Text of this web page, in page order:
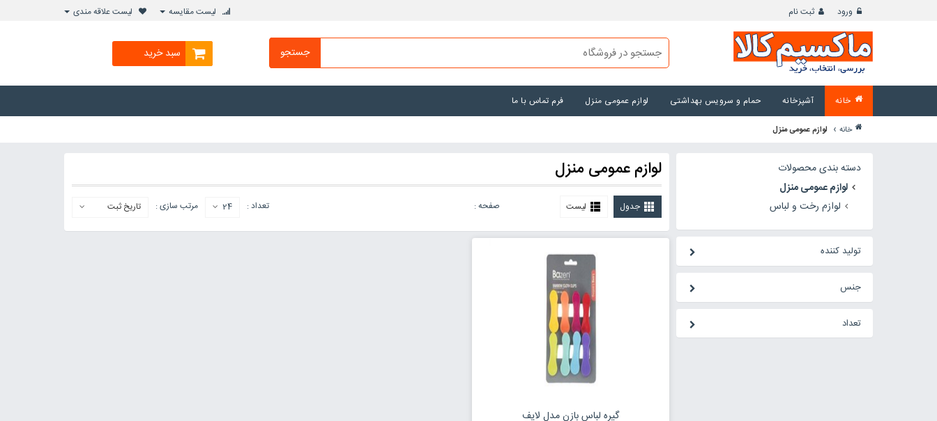
ورود ثبت نام لیست مقایسه لیست علاقه مندی
جستجو سبد خرید
خانه آشپزخانه حمام و سرویس بهداشتی لوازم عمومی منزل فرم تماس با ما
خانه › لوازم عمومی منزل
دسته بندی محصولات
لوازم عمومی منزل
لوازم رخت و لباس
تولید کننده
جنس
تعداد
لوازم عمومی منزل
جدول لیست مرتب سازی : تاریخ ثبت تعداد : 24 صفحه :
افزودن به سبد خریدگیره لباس بازن مدل لایف